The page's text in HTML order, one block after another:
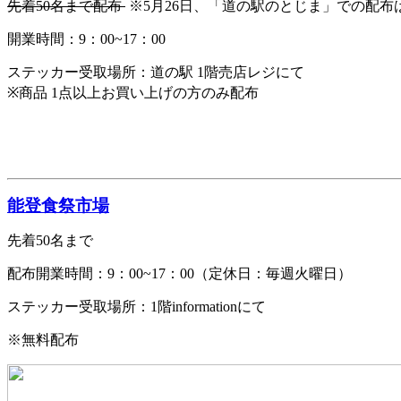
先着50名まで配布 ※5月26日、「道の駅のとじま」での配布
開業時間：9：00~17：00
ステッカー受取場所：道の駅 1階売店レジにて
※商品 1点以上お買い上げの方のみ配布
能登食祭市場
先着50名まで
配布開業時間：9：00~17：00（定休日：毎週火曜日）
ステッカー受取場所：1階informationにて
※無料配布